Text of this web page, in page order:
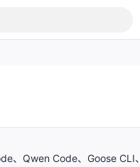
、Qwen Code、Goose CLI、